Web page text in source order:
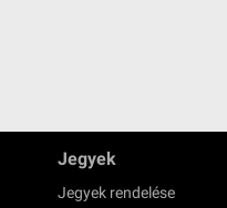
Jegyek
Jegyek rendelése